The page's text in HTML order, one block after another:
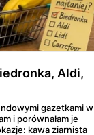
Aldi,
gazetkami w
i porównałam je
kawa ziarnista